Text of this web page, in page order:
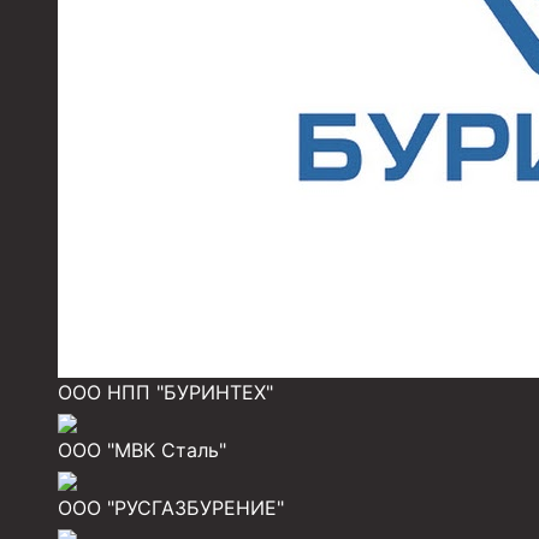
Муфта БТС 168
Муфта ОТТМ 127
ООО НПП "БУРИНТЕХ"
ООО "МВК Сталь"
ООО "РУСГАЗБУРЕНИЕ"